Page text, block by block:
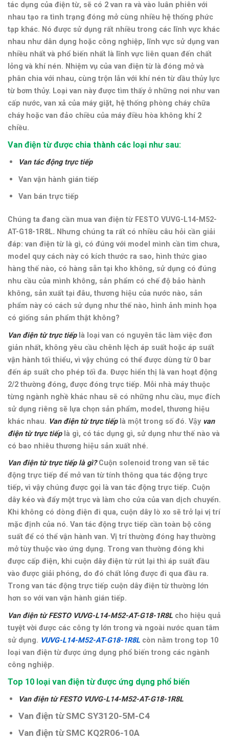
tác dụng của điện từ, sẽ có 2 van ra và vào luân phiên với
nhau tạo ra tình trạng đóng mở cùng nhiều hệ thống phức
tạp khác. Nó được sử dụng rất nhiều trong các lĩnh vực khác
nhau như dân dụng hoặc công nghiệp, lĩnh vực sử dụng van
nhiều nhất và phổ biến nhất là lĩnh vực liên quan đến chất
lỏng và khí nén. Nhiệm vụ của van điện từ là đóng mở và
phân chia với nhau, cùng trộn lẫn với khí nén từ dầu thủy lực
từ bơm thủy. Loại van này được tìm thấy ở những nơi như van
cấp nước, van xả của máy giặt, hệ thống phòng cháy chữa
cháy hoặc van đảo chiều của máy điều hòa không khí 2
chiều.
Van điện từ được chia thành các loại như sau:
Van tác động trực tiếp
Van vận hành gián tiếp
Van bán trực tiếp
Chúng ta đang cần mua van điện từ FESTO VUVG-L14-M52-
AT-G18-1R8L. Nhưng chúng ta rất có nhiều câu hỏi cần giải
đáp: van điện từ là gì, có đúng với model mình cần tìm chưa,
model quy cách này có kích thước ra sao, hình thức giao
hàng thế nào, có hàng sẵn tại kho không, sử dụng có đúng
nhu cầu của mình không, sản phẩm có chế độ bảo hành
không, sản xuất tại đâu, thương hiệu của nước nào, sản
phẩm này có cách sử dụng như thế nào, hình ảnh minh họa
có giống sản phẩm thật không?
Van điện từ trực tiếp là loại van có nguyên tắc làm việc đơn
giản nhất, không yêu cầu chênh lệch áp suất hoặc áp suất
vận hành tối thiểu, vì vậy chúng có thể được dùng từ 0 bar
đến áp suất cho phép tối đa. Được hiển thị là van hoạt động
2/2 thường đóng, được đóng trực tiếp. Mỗi nhà máy thuộc
từng ngành nghề khác nhau sẽ có những nhu cầu, mục đích
sử dụng riêng sẽ lựa chọn sản phẩm, model, thương hiệu
khác nhau. Van điện từ trực tiếplà một trong số đó. Vậy van
điện từ trực tiếplà gì, có tác dụng gì, sử dụng như thế nào và
có bao nhiêu thương hiệu sản xuất nhé.
Van điện từ trực tiếp là gì?Cuộn solenoid trong van sẽ tác
động trực tiếp để mở van từ tính thông qua tác động trực
tiếp, vì vậy chúng được gọi là van tác động trực tiếp. Cuộn
dây kéo và đẩy một trục và làm cho cửa của van dịch chuyển.
Khi không có dòng điện đi qua, cuộn dây lò xo sẽ ​​trở lại vị trí
mặc định của nó. Van tác động trực tiếp cần toàn bộ công
suất để có thể vận hành van. Vị trí thường đóng hay thường
mở tùy thuộc vào ứng dụng. Trong van thường đóng khi
được cấp điện, khi cuộn dây điện từ rút lại thì áp suất đầu
vào được giải phóng, do đó chất lỏng được đi qua đầu ra.
Trong van tác động trực tiếp cuộn dây điện từ thường lớn
hơn so với van vận hành gián tiếp.
Van điện từ FESTO VUVG-L14-M52-AT-G18-1R8L cho hiệu quả
tuyệt vời được các công ty lớn trong và ngoài nước quan tâm
sử dụng. VUVG-L14-M52-AT-G18-1R8L còn nằm trong top 10
loại van điện từ được ứng dụng phổ biến trong các ngành
công nghiệp.
Top 10 loại van điện từ được ứng dụng phổ biến
Van điện từFESTO VUVG-L14-M52-AT-G18-1R8L
Van điện từ SMC SY3120-5M-C4
Van điện từ SMC KQ2R06-10A